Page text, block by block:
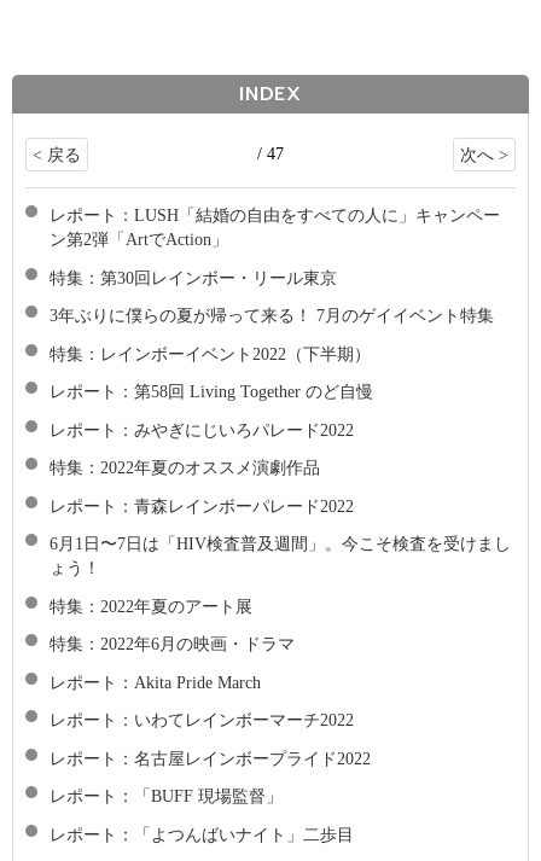
INDEX
< 戻る / 47 次へ >
レポート：LUSH「結婚の自由をすべての人に」キャンペー
ン第2弾「ArtでAction」
特集：第30回レインボー・リール東京
3年ぶりに僕らの夏が帰って来る！ 7月のゲイイベント特集
特集：レインボーイベント2022（下半期）
レポート：第58回 Living Together のど自慢
レポート：みやぎにじいろパレード2022
特集：2022年夏のオススメ演劇作品
レポート：青森レインボーパレード2022
6月1日〜7日は「HIV検査普及週間」。今こそ検査を受けまし
ょう！
特集：2022年夏のアート展
特集：2022年6月の映画・ドラマ
レポート：Akita Pride March
レポート：いわてレインボーマーチ2022
レポート：名古屋レインボープライド2022
レポート：「BUFF 現場監督」
レポート：「よつんばいナイト」二歩目